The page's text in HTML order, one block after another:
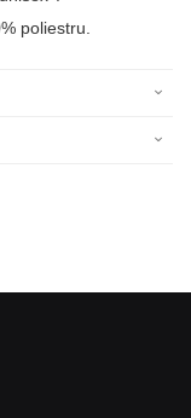
poliestru.